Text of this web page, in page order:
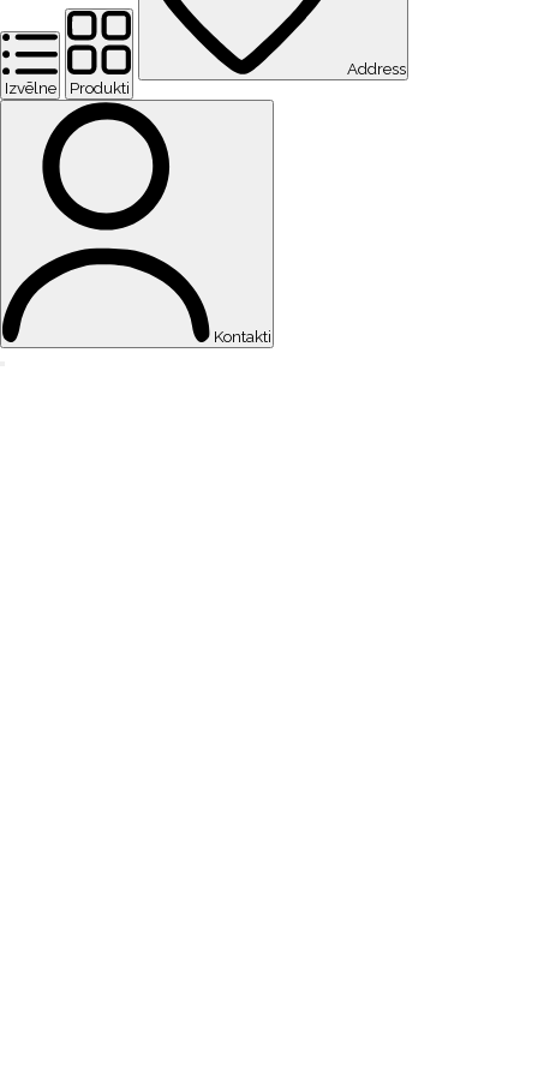
Izvēlne Produkti
Address
Kontakti